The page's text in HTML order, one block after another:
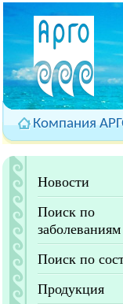
Компания
Новости
Поиск по
заболеваниям
Поиск по
Продукция